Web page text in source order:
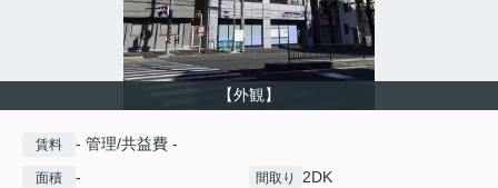
【外観】
賃料 - 管理/共益費 -
面積 - 間取り 2DK